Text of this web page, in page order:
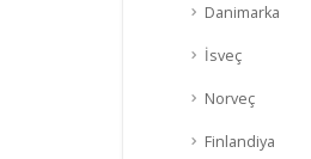
Danimarka
İsveç
Norveç
Finlandiya